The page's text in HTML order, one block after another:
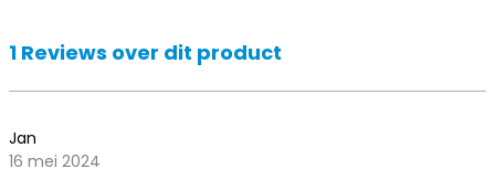
1 Reviews over dit product
Jan
16 mei 2024